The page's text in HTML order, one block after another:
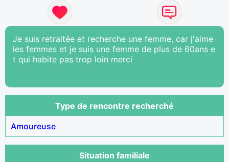
Je suis retraitée et recherche une femme, car j'aime
les femmes et je suis une femme de plus de 60ans e
t qui habite pas trop loin merci
Type de rencontre recherché
Amoureuse
Situation familiale